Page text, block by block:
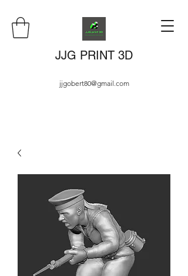
JJG PRINT 3D
jjgobert80@gmail.com